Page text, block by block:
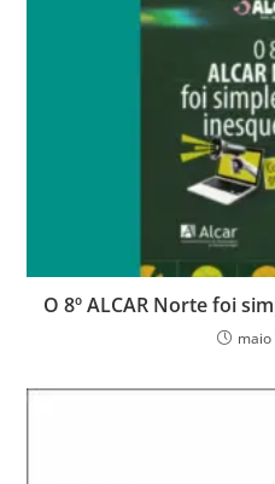
O 8º ALCAR Norte foi
maio